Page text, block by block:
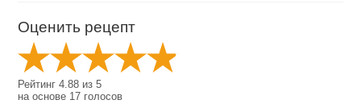
Оценить рецепт
Рейтинг4.88 из5
на основе 17 голосов